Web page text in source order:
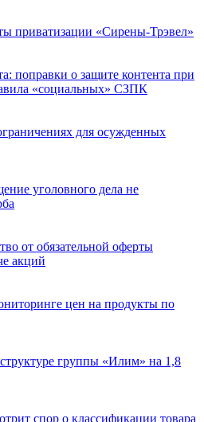
приватизации «Сирены-Трэвел»
поправки о защите контента при
«социальных» СЗПК
для осужденных
уголовного дела не
от обязательной оферты
акций
цен на продукты по
группы «Илим» на 1,8
спор о классификации товара